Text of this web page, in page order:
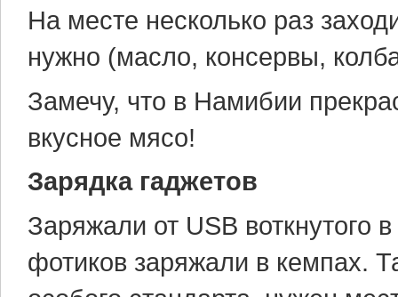
На месте несколько раз
нужно (масло, консервы,
Замечу, что в Намибии
вкусное мясо!
Зарядка гаджетов
Заряжали от USB воткнутого
фотиков заряжали в кемпах.